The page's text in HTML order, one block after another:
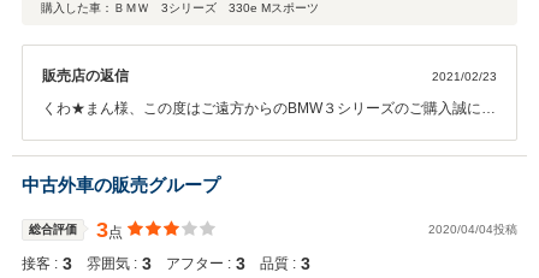
に至りました。 メルセデスやアウディも検討候補でしたが、最終的には販売
購入した車：ＢＭＷ 3シリーズ 330e Mスポーツ
販売店の返信 2021/02/23
くわ★まん様、この度はご遠方からのBMW３シリーズのご購入誠にあ
にうれしく思います。誠にありがとうございます。 今後何か御座いま
したら、メンテナンスは千葉店でもご案内させて頂きますので、よろ
からないこと出てまいりましたら何なりとご相談くださいませ。 今後
も、桑野様のカーライフを遠い名古屋からではありますが全力でサポ
ートさせて頂きますので宜しくお願い致します。 クチコミの投稿お忙
中古外車の販売グループ
総合評価 3点 2020/04/04投稿
接客 : 3 雰囲気 : 3 アフター : 3 品質 : 3